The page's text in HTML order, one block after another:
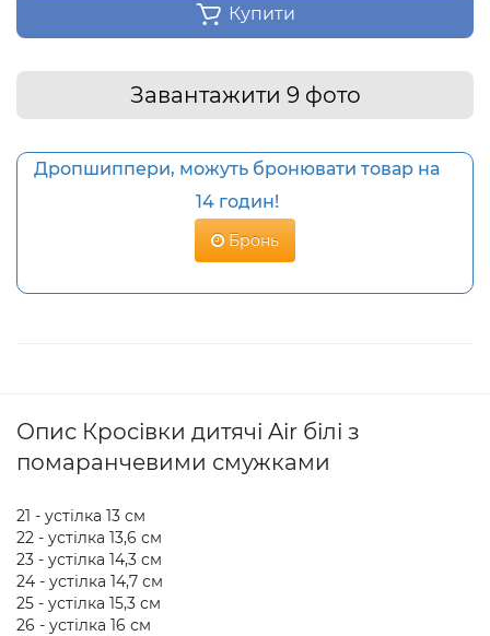
Купити
Завантажити 9 фото
Дропшиппери, можуть бронювати товар на
14 годин!
Бронь
Опис Кросівки дитячі Air білі з
помаранчевими смужками
21 - устілка 13 см
22 - устілка 13,6 см
23 - устілка 14,3 см
24 - устілка 14,7 см
25 - устілка 15,3 см
26 - устілка 16 см